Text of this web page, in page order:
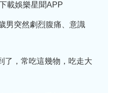
載娛樂星聞APP
男突然劇烈腹痛、意識
了，常吃這幾物，吃走大